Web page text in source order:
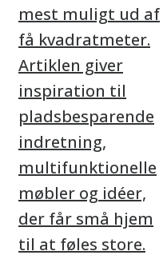
mest muligt ud af
få kvadratmeter.
Artiklen giver
inspiration til
pladsbesparende
indretning,
multifunktionelle
møbler og idéer,
der får små hjem
til at føles store.